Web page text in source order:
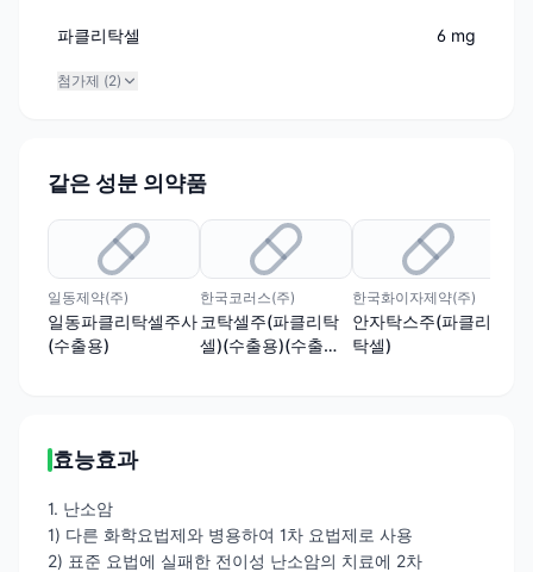
파클리탁셀 6 mg
첨가제 (2)
같은 성분 의약품
일동제약(주)
일동파클리탁셀주사
(수출용)
한국코러스(주)
코탁셀주(파클리탁
셀)(수출용)(수출
한국화이자제약(주)
안자탁스주(파클리
탁셀)
효능효과
1. 난소암
1) 다른 화학요법제와 병용하여 1차 요법제로 사용
2) 표준 요법에 실패한 전이성 난소암의 치료에 2차